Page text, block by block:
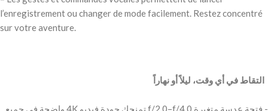
l’enregistrement ou changer de mode facilement. Restez concentré
sur votre aventure.
‫- فتحة عدسة متغيرة f/2.0–f/4.0 تمنحك جودة فيديو 4K واضحة في جميع